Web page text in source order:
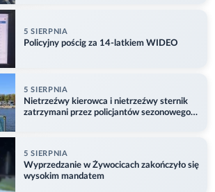
5 SIERPNIA
Policyjny pościg za 14-latkiem WIDEO
5 SIERPNIA
Nietrzeźwy kierowca i nietrzeźwy sternik
zatrzymani przez policjantów sezonowego
5 SIERPNIA
Wyprzedzanie w Żywocicach zakończyło się
wysokim mandatem